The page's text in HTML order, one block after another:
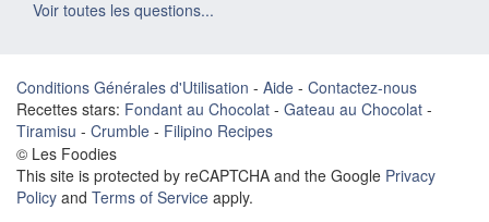
Voir toutes les questions...
Conditions Générales d'Utilisation - Aide - Contactez-nous
Recettes stars: Fondant au Chocolat - Gateau au Chocolat -
Tiramisu - Crumble - Filipino Recipes
© Les Foodies
This site is protected by reCAPTCHA and the Google Privacy
Policy and Terms of Service apply.